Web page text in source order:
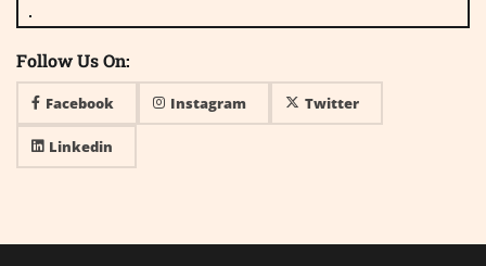
Follow Us On:
Facebook Instagram Twitter
Linkedin